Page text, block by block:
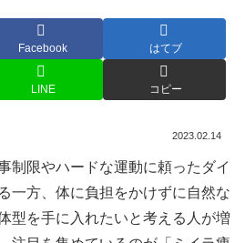
Facebook はてブ
LINE コピー
2023.02.14
制限やハードな運動に頼ったダイ
一方、体に負担をかけずに自然な
型を手に入れたいと考える人が増